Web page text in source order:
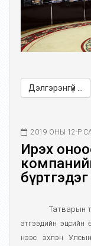
Дэлгэрэнгүй ...
2019 ОНЫ 12-Р
Ирэх
Татварын
этгээдийн эцсийн
нээс эхлэн